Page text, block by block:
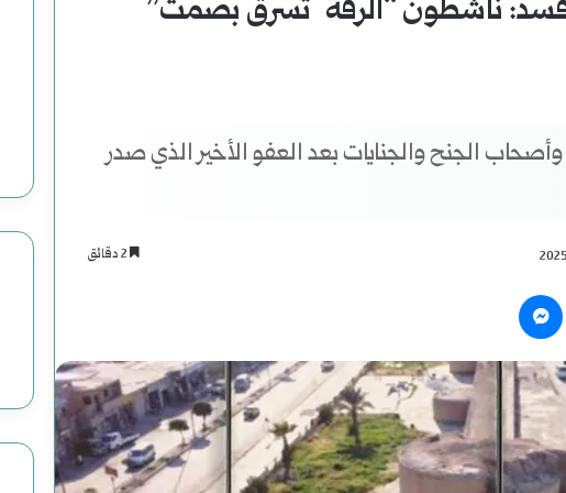
ناشطون “الرقة تسرق بصمت”
الجنح والجنايات بعد العفو الأخير الذي صدر
سكايب